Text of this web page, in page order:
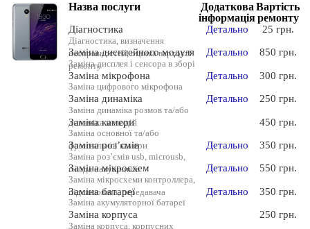
Назва послуги
Діагностика
Діагностика, визначення
несправностей, оцінка вартості
ремонту
Заміна дисплейного модуля
Заміна дисплея і сенсора в зборі
Заміна мікрофона
Заміна цифрового мікрофона
Заміна динаміка
Заміна динаміка розмов та/або
динаміка мелодій
Заміна камери
Заміна основної та/або
фронтальної камери
Заміна роз’ємів
Заміна роз’ємів usb, microusb,
гнізда навушників
Заміна мікросхем
Заміна мікросхеми контроллера,
підсилювача, передавача
Заміна батареї
Заміна акумуляторної батареї
Заміна корпуса
Заміна корпуса, корпусних
Додаткова
інформація
Детально
Детально
Детально
Детально
Детально
Детально
Детально
Вартість
ремонту
25 грн.
850 грн.
300 грн.
250 грн.
450 грн.
350 грн.
550 грн.
350 грн.
250 грн.